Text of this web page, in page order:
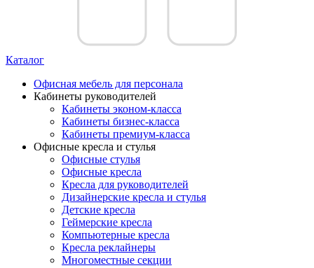
Каталог
Офисная мебель для персонала
Кабинеты руководителей
Кабинеты эконом-класса
Кабинеты бизнес-класса
Кабинеты премиум-класса
Офисные кресла и стулья
Офисные стулья
Офисные кресла
Кресла для руководителей
Дизайнерские кресла и стулья
Детские кресла
Геймерские кресла
Компьютерные кресла
Кресла реклайнеры
Многоместные секции